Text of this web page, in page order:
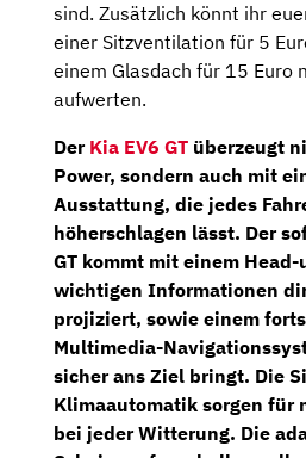
sind. Zusätzlich könnt ihr
einer Sitzventilation für 5
einem Glasdach für 15 Euro
aufwerten.
Der Kia EV6 GT überzeugt
Power, sondern auch mit
Ausstattung, die jedes
höherschlagen lässt. Der
GT kommt mit einem Head-
wichtigen Informationen
projiziert, sowie einem
Multimedia-
sicher ans Ziel bringt. Die
Klimaautomatik sorgen für
bei jeder Witterung. Die